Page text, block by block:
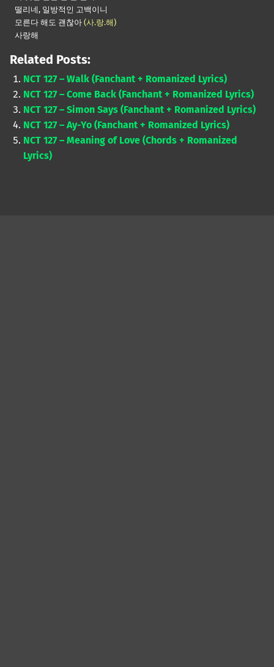
떨리네, 일방적인 고백이니
모른다 해도 괜찮아 (사.랑.해)
사랑해
Related Posts:
NCT 127 – Walk (Fanchant + Romanized Lyrics)
NCT 127 – Come Back (Fanchant + Romanized Lyrics)
NCT 127 – Simon Says (Fanchant + Romanized Lyrics)
NCT 127 – Ay-Yo (Fanchant + Romanized Lyrics)
NCT 127 – Meaning of Love (Chords + Romanized
Lyrics)